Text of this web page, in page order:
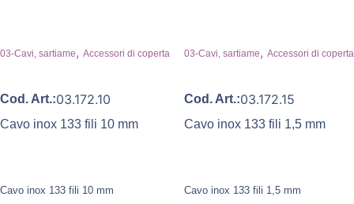
03-Cavi, sartiame, Accessori di coperta
Cod. Art.:03.172.10
Cavo inox 133 fili 10 mm
Cavo inox 133 fili 10 mm
03-Cavi, sartiame, Accessori di coperta
Cod. Art.:03.172.15
Cavo inox 133 fili 1,5 mm
Cavo inox 133 fili 1,5 mm